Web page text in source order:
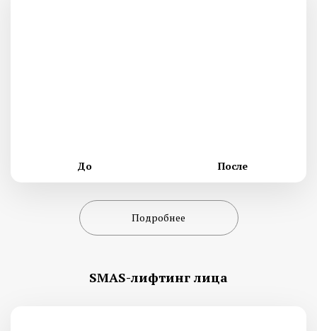
До После
Подробнее
SMAS-лифтинг лица